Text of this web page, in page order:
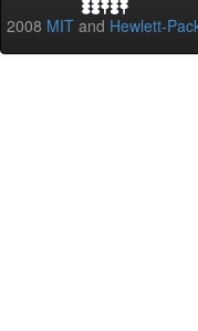
2008 MIT and Hewlett-